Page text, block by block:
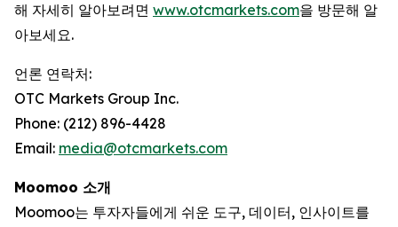
해 자세히 알아보려면 www.otcmarkets.com을 방문해 알
아보세요.
언론 연락처:
OTC Markets Group Inc.
Phone: (212) 896-4428
Email: media@otcmarkets.com
Moomoo 소개
Moomoo는 투자자들에게 쉬운 도구, 데이터, 인사이트를